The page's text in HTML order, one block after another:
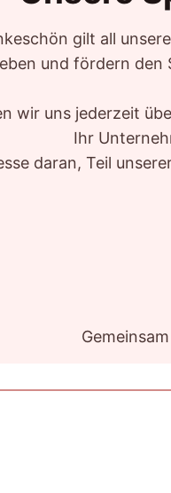
gilt all
und fördern
wir uns jederzeit
Ihr
daran, Teil